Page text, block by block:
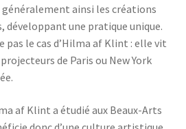
généralement ainsi les créations
développant une pratique unique.
pas le cas d’Hilma af Klint : elle vit
de Paris ou New York
af Klint a étudié aux Beaux-Arts